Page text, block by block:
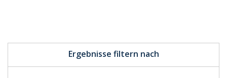
Ergebnisse filtern nach